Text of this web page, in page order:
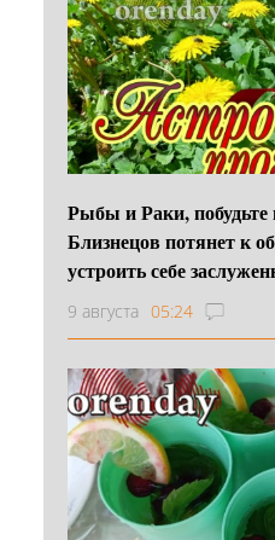
Рыбы и Раки, побудьте
Близнецов потянет к
устроить себе
9 августа 05:24